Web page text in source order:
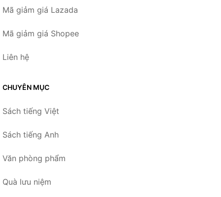
Mã giảm giá Lazada
Mã giảm giá Shopee
Liên hệ
CHUYÊN MỤC
Sách tiếng Việt
Sách tiếng Anh
Văn phòng phẩm
Quà lưu niệm